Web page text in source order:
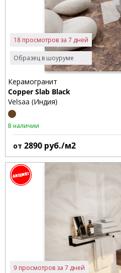
Образец в шоуруме
18 просмотров за 7 дней
Керамогранит
Copper Slab Black
Velsaa (Индия)
В наличии
от 2890 руб./м2
9 просмотров за 7 дней